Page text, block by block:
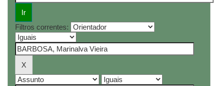
Filtros correntes: